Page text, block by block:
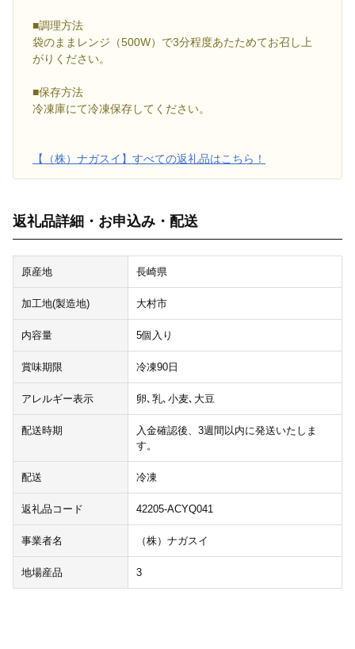
■調理方法
袋のままレンジ（500W）で3分程度あたためてお召し上
がりください。
■保存方法
冷凍庫にて冷凍保存してください。
【（株）ナガスイ】すべての返礼品はこちら！
返礼品詳細・お申込み・配送
原産地 長崎県
加工地(製造地) 大村市
内容量 5個入り
賞味期限 冷凍90日
アレルギー表示 卵､乳､小麦､大豆
配送時期
入金確認後、3週間以内に発送いたしま
す。
配送 冷凍
返礼品コード 42205-ACYQ041
事業者名 （株）ナガスイ
地場産品 3